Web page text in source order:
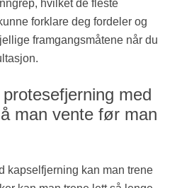
hvilket de fleste
forklare deg fordeler og
framgangsmåtene når du
med
man vente før man
kapselfjerning kan man trene